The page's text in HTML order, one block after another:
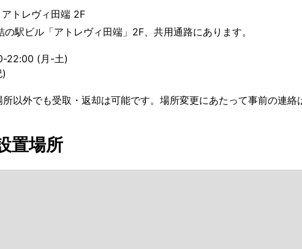
アトレヴィ田端 2F
駅ビル「アトレヴィ田端」2F、共用通路にあります。
22:00 (月-土)
以外でも受取・返却は可能です。場所変更にあたって事前の連絡
置場所